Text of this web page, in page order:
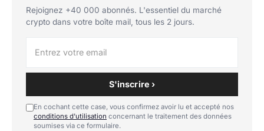
Rejoignez +40 000 abonnés. L'essentiel du marché
crypto dans votre boîte mail, tous les 2 jours.
S'inscrire ›
En cochant cette case, vous confirmez avoir lu et accepté nos
conditions d'utilisation concernant le traitement des données
soumises via ce formulaire.